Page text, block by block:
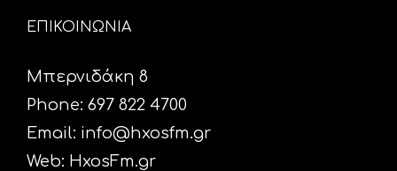
ΕΠΙΚΟΙΝΩΝΙΑ
Μπερνιδάκη 8
Phone: 697 822 4700
Email: info@hxosfm.gr
Web: HxosFm.gr